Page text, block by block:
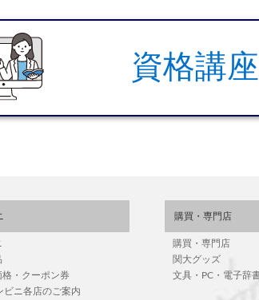
資格講座
格・クーポン券
ビニ各店のご案内
購買・専門店
購買・専門店
関大グッズ
文具・PC・電子辞